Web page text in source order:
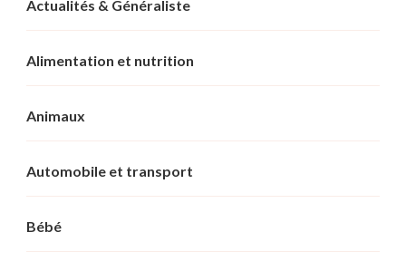
Actualités & Généraliste
Alimentation et nutrition
Animaux
Automobile et transport
Bébé